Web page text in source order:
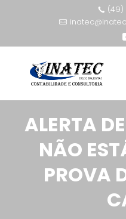
(49)
ALERTA
NÃO
PROVA